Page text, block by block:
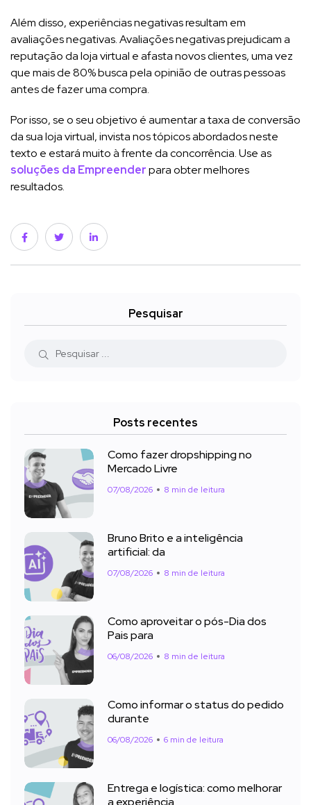
Além disso, experiências negativas resultam em
avaliações negativas. Avaliações negativas prejudicam a
reputação da loja virtual e afasta novos clientes, uma vez
que mais de 80% busca pela opinião de outras pessoas
antes de fazer uma compra.
Por isso, se o seu objetivo é aumentar a taxa de conversão
da sua loja virtual, invista nos tópicos abordados neste
texto e estará muito à frente da concorrência. Use as
soluções da Empreenderpara obter melhores
resultados.
Pesquisar
Posts recentes
Como fazer dropshipping no
Mercado Livre
07/08/2026 8 min de leitura
Bruno Brito e a inteligência
artificial: da
07/08/2026 8 min de leitura
Como aproveitar o pós-Dia dos
Pais para
06/08/2026 8 min de leitura
Como informar o status do pedido
durante
06/08/2026 6 min de leitura
Entrega e logística: como melhorar